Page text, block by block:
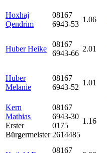
Hoxhaj
Qendrim
08167
6943-53
1.06
Huber Heike
08167
6943-66
2.01
Huber
Melanie
08167
6943-52
1.01
Kern
Mathias
Erster
Bürgermeister
08167
6943-30
0175
2614485
1.16
08167